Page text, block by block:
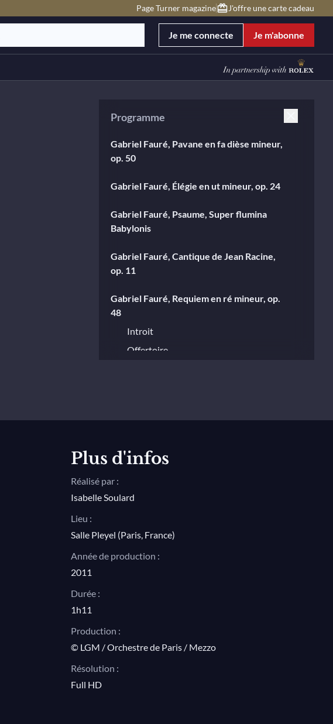
Page Turner magazine J'offre une carte cadeau
Je me connecte Je m'abonne
Programme
Gabriel Fauré, Pavane en fa dièse mineur,
op. 50
Gabriel Fauré, Élégie en ut mineur, op. 24
Gabriel Fauré, Psaume, Super flumina
Babylonis
Gabriel Fauré, Cantique de Jean Racine,
op. 11
Gabriel Fauré, Requiem en ré mineur, op.
48
Introit
Offertoire
Plus d'infos
Réalisé par :
Isabelle Soulard
Lieu :
Salle Pleyel (Paris, France)
Année de production :
2011
Durée :
1h11
Production :
© LGM / Orchestre de Paris / Mezzo
Résolution :
Full HD